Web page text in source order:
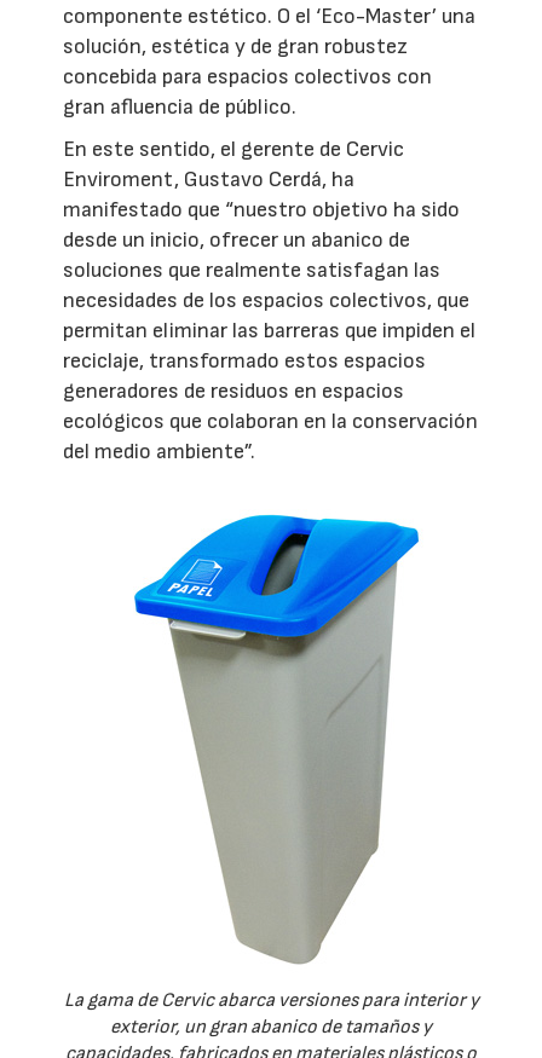
componente estético. O el ‘Eco-Master’ una
solución, estética y de gran robustez
concebida para espacios colectivos con
gran afluencia de público.
En este sentido, el gerente de Cervic
Enviroment, Gustavo Cerdá, ha
manifestado que “nuestro objetivo ha sido
desde un inicio, ofrecer un abanico de
soluciones que realmente satisfagan las
necesidades de los espacios colectivos, que
permitan eliminar las barreras que impiden el
reciclaje, transformado estos espacios
generadores de residuos en espacios
ecológicos que colaboran en la conservación
del medio ambiente”.
La gama de Cervic abarca versiones para interior y
exterior, un gran abanico de tamaños y